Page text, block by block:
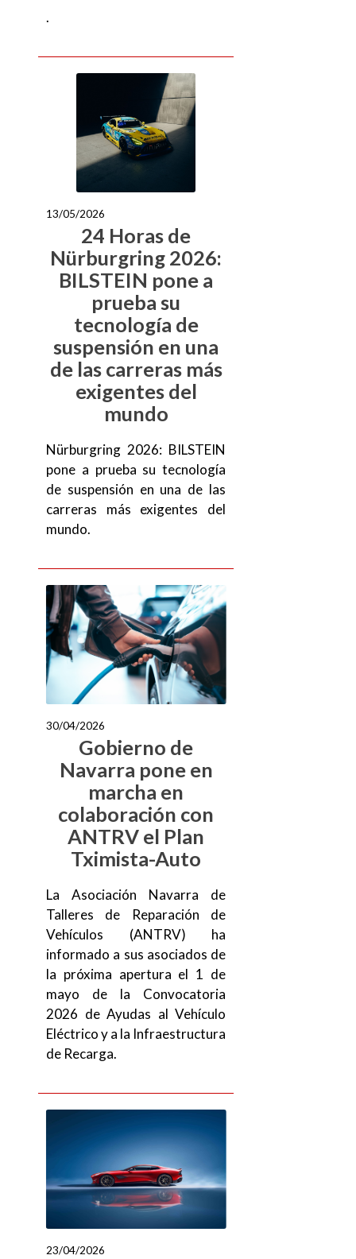
.
13/05/2026
24 Horas de
Nürburgring 2026:
BILSTEIN pone a
prueba su
tecnología de
suspensión en una
de las carreras más
exigentes del
mundo
Nürburgring 2026: BILSTEIN
pone a prueba su tecnología
de suspensión en una de las
carreras más exigentes del
mundo.
30/04/2026
Gobierno de
Navarra pone en
marcha en
colaboración con
ANTRV el Plan
Tximista-Auto
La Asociación Navarra de
Talleres de Reparación de
Vehículos (ANTRV) ha
informado a sus asociados de
la próxima apertura el 1 de
mayo de la Convocatoria
2026 de Ayudas al Vehículo
Eléctrico y a la Infraestructura
de Recarga.
23/04/2026